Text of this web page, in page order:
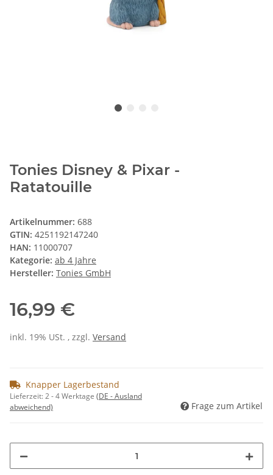
Tonies Disney & Pixar -
Ratatouille
Artikelnummer: 688
GTIN: 4251192147240
HAN: 11000707
Kategorie: ab 4 Jahre
Hersteller: Tonies GmbH
16,99 €
inkl. 19% USt. , zzgl. Versand
Knapper Lagerbestand
Lieferzeit:2 - 4 Werktage (DE - Ausland
abweichend)
Frage zum Artikel